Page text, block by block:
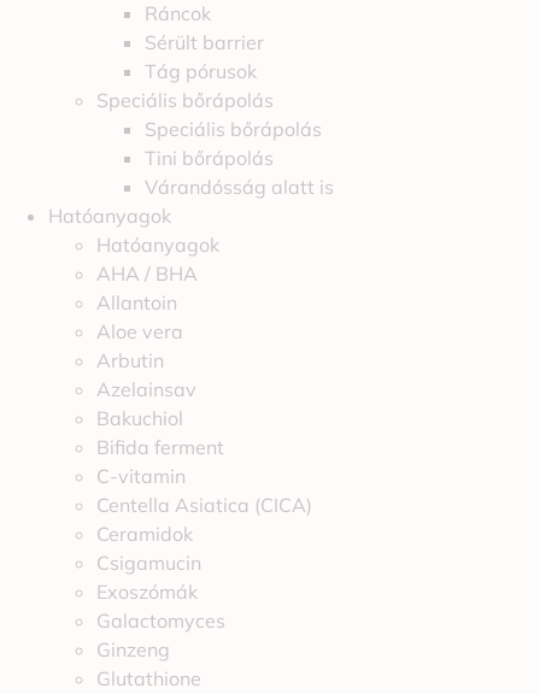
Ráncok
Sérült barrier
Tág pórusok
Speciális bőrápolás
Speciális bőrápolás
Tini bőrápolás
Várandósság alatt is
Hatóanyagok
Hatóanyagok
AHA / BHA
Allantoin
Aloe vera
Arbutin
Azelainsav
Bakuchiol
Bifida ferment
C-vitamin
Centella Asiatica (CICA)
Ceramidok
Csigamucin
Exoszómák
Galactomyces
Ginzeng
Glutathione